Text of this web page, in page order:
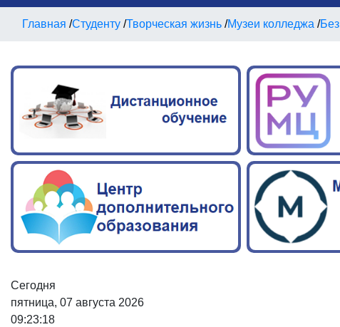
Главная /Студенту /Творческая жизнь /Музеи колледжа /Без
Сегодня
пятница, 07 августа 2026
09:23:19